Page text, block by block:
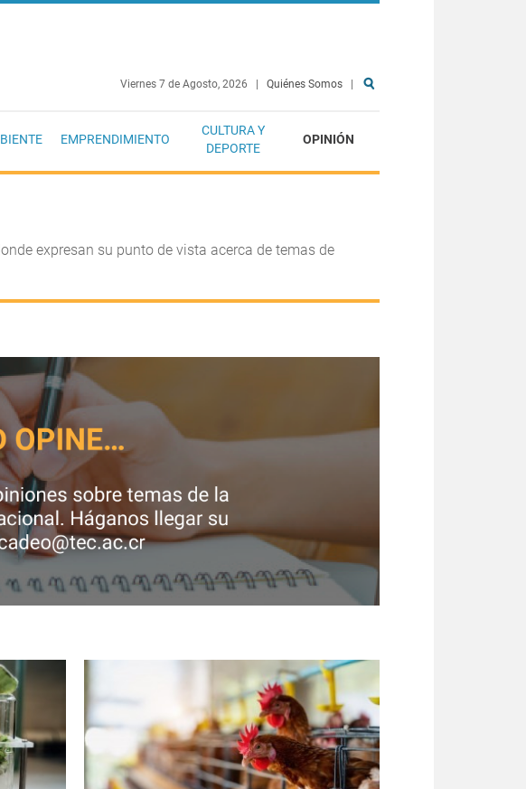
Viernes 7 de Agosto, 2026 Quiénes Somos
EMPRENDIMIENTO
CULTURA Y
DEPORTE
OPINIÓN
expresan su punto de vista acerca de temas de